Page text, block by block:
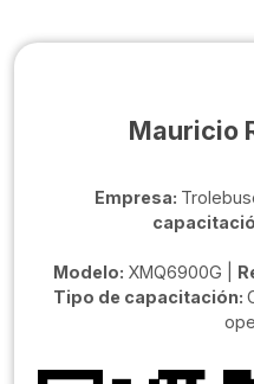
Mauricio
Empresa:
Modelo: XMQ6900G |
Tipo de capacitación: